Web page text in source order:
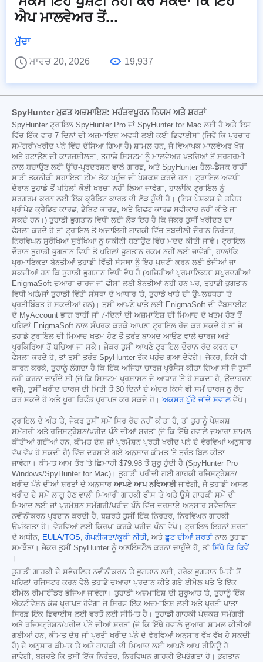
ਐਪ ਮਾਲਵੇਅਰ ਤੋਂ...
ਮੁੱਦਾ
ਮਾਰਚ 20, 2026
19,937
SpyHunter ਮੁਫ਼ਤ ਅਜ਼ਮਾਇਸ਼: ਮਹੱਤਵਪੂਰਨ ਨਿਯਮ ਅਤੇ ਸ਼ਰਤਾਂ
SpyHunter ਟ੍ਰਾਇਲ SpyHunter Pro ਜਾਂ SpyHunter for Mac ਲਈ ਹੈ ਅਤੇ ਇਸ
ਵਿੱਚ ਇੱਕ ਵਾਰ 7-ਦਿਨਾਂ ਦੀ ਅਜ਼ਮਾਇਸ਼ ਅਵਧੀ ਲਈ ਕਈ ਡਿਵਾਈਸਾਂ (ਜਿਵੇਂ ਕਿ ਪ੍ਰਚਾਰ
ਸਮੱਗਰੀ/ਖਰੀਦ ਪੰਨੇ ਵਿੱਚ ਦੱਸਿਆ ਗਿਆ ਹੈ) ਸ਼ਾਮਲ ਹਨ, ਜੋ ਵਿਆਪਕ ਮਾਲਵੇਅਰ ਖੋਜ
ਅਤੇ ਹਟਾਉਣ ਦੀ ਕਾਰਜਸ਼ੀਲਤਾ, ਤੁਹਾਡੇ ਸਿਸਟਮ ਨੂੰ ਮਾਲਵੇਅਰ ਖਤਰਿਆਂ ਤੋਂ ਸਰਗਰਮੀ
ਨਾਲ ਬਚਾਉਣ ਲਈ ਉੱਚ-ਪ੍ਰਦਰਸ਼ਨ ਵਾਲੇ ਗਾਰਡ, ਅਤੇ SpyHunter ਹੈਲਪਡੈਸਕ ਰਾਹੀਂ
ਸਾਡੀ ਤਕਨੀਕੀ ਸਹਾਇਤਾ ਟੀਮ ਤੱਕ ਪਹੁੰਚ ਦੀ ਪੇਸ਼ਕਸ਼ ਕਰਦੇ ਹਨ। ਟ੍ਰਾਇਲ ਅਵਧੀ
ਦੌਰਾਨ ਤੁਹਾਡੇ ਤੋਂ ਪਹਿਲਾਂ ਕੋਈ ਖਰਚਾ ਨਹੀਂ ਲਿਆ ਜਾਵੇਗਾ, ਹਾਲਾਂਕਿ ਟ੍ਰਾਇਲ ਨੂੰ
ਸਰਗਰਮ ਕਰਨ ਲਈ ਇੱਕ ਕ੍ਰੈਡਿਟ ਕਾਰਡ ਦੀ ਲੋੜ ਹੁੰਦੀ ਹੈ। (ਇਸ ਪੇਸ਼ਕਸ਼ ਦੇ ਤਹਿਤ
ਪ੍ਰੀਪੇਡ ਕ੍ਰੈਡਿਟ ਕਾਰਡ, ਡੈਬਿਟ ਕਾਰਡ, ਅਤੇ ਗਿਫਟ ਕਾਰਡ ਸਵੀਕਾਰ ਨਹੀਂ ਕੀਤੇ ਜਾ
ਸਕਦੇ ਹਨ।) ਤੁਹਾਡੀ ਭੁਗਤਾਨ ਵਿਧੀ ਲਈ ਲੋੜ ਇਹ ਹੈ ਕਿ ਜੇਕਰ ਤੁਸੀਂ ਖਰੀਦਣ ਦਾ
ਫੈਸਲਾ ਕਰਦੇ ਹੋ ਤਾਂ ਟ੍ਰਾਇਲ ਤੋਂ ਅਦਾਇਗੀ ਗਾਹਕੀ ਵਿੱਚ ਤਬਦੀਲੀ ਦੌਰਾਨ ਨਿਰੰਤਰ,
ਨਿਰਵਿਘਨ ਸੁਰੱਖਿਆ ਸੁਰੱਖਿਆ ਨੂੰ ਯਕੀਨੀ ਬਣਾਉਣ ਵਿੱਚ ਮਦਦ ਕੀਤੀ ਜਾਵੇ। ਟ੍ਰਾਇਲ
ਦੌਰਾਨ ਤੁਹਾਡੀ ਭੁਗਤਾਨ ਵਿਧੀ ਤੋਂ ਪਹਿਲਾਂ ਭੁਗਤਾਨ ਰਕਮ ਨਹੀਂ ਲਈ ਜਾਵੇਗੀ, ਹਾਲਾਂਕਿ
ਪ੍ਰਮਾਣਿਕਤਾ ਬੇਨਤੀਆਂ ਤੁਹਾਡੀ ਵਿੱਤੀ ਸੰਸਥਾ ਨੂੰ ਇਹ ਪੁਸ਼ਟੀ ਕਰਨ ਲਈ ਭੇਜੀਆਂ ਜਾ
ਸਕਦੀਆਂ ਹਨ ਕਿ ਤੁਹਾਡੀ ਭੁਗਤਾਨ ਵਿਧੀ ਵੈਧ ਹੈ (ਅਜਿਹੀਆਂ ਪ੍ਰਮਾਣਿਕਤਾ ਸਪੁਰਦਗੀਆਂ
EnigmaSoft ਦੁਆਰਾ ਚਾਰਜ ਜਾਂ ਫੀਸਾਂ ਲਈ ਬੇਨਤੀਆਂ ਨਹੀਂ ਹਨ ਪਰ, ਤੁਹਾਡੀ ਭੁਗਤਾਨ
ਵਿਧੀ ਅਤੇ/ਜਾਂ ਤੁਹਾਡੀ ਵਿੱਤੀ ਸੰਸਥਾ ਦੇ ਆਧਾਰ 'ਤੇ, ਤੁਹਾਡੇ ਖਾਤੇ ਦੀ ਉਪਲਬਧਤਾ 'ਤੇ
ਪ੍ਰਤੀਬਿੰਬਤ ਹੋ ਸਕਦੀਆਂ ਹਨ)। ਤੁਸੀਂ ਆਪਣੇ ਖਾਤੇ ਲਈ EnigmaSoft ਦੀ ਵੈੱਬਸਾਈਟ
ਦੇ MyAccount ਭਾਗ ਰਾਹੀਂ ਜਾਂ 7-ਦਿਨਾਂ ਦੀ ਅਜ਼ਮਾਇਸ਼ ਦੀ ਮਿਆਦ ਦੇ ਖਤਮ ਹੋਣ ਤੋਂ
ਪਹਿਲਾਂ EnigmaSoft ਨਾਲ ਸੰਪਰਕ ਕਰਕੇ ਆਪਣਾ ਟ੍ਰਾਇਲ ਰੱਦ ਕਰ ਸਕਦੇ ਹੋ ਤਾਂ ਜੋ
ਤੁਹਾਡੇ ਟ੍ਰਾਇਲ ਦੀ ਮਿਆਦ ਖਤਮ ਹੋਣ ਤੋਂ ਤੁਰੰਤ ਬਾਅਦ ਆਉਣ ਵਾਲੇ ਚਾਰਜ ਅਤੇ
ਪ੍ਰਕਿਰਿਆ ਤੋਂ ਬਚਿਆ ਜਾ ਸਕੇ। ਜੇਕਰ ਤੁਸੀਂ ਆਪਣੇ ਟ੍ਰਾਇਲ ਦੌਰਾਨ ਰੱਦ ਕਰਨ ਦਾ
ਫੈਸਲਾ ਕਰਦੇ ਹੋ, ਤਾਂ ਤੁਸੀਂ ਤੁਰੰਤ SpyHunter ਤੱਕ ਪਹੁੰਚ ਗੁਆ ਦੇਵੋਗੇ। ਜੇਕਰ, ਕਿਸੇ ਵੀ
ਕਾਰਨ ਕਰਕੇ, ਤੁਹਾਨੂੰ ਲੱਗਦਾ ਹੈ ਕਿ ਇੱਕ ਅਜਿਹਾ ਚਾਰਜ ਪ੍ਰੋਸੈਸ ਕੀਤਾ ਗਿਆ ਸੀ ਜੋ ਤੁਸੀਂ
ਨਹੀਂ ਕਰਨਾ ਚਾਹੁੰਦੇ ਸੀ (ਜੋ ਕਿ ਸਿਸਟਮ ਪ੍ਰਸ਼ਾਸਨ ਦੇ ਆਧਾਰ 'ਤੇ ਹੋ ਸਕਦਾ ਹੈ, ਉਦਾਹਰਣ
ਵਜੋਂ), ਤੁਸੀਂ ਖਰੀਦ ਚਾਰਜ ਦੀ ਮਿਤੀ ਤੋਂ 30 ਦਿਨਾਂ ਦੇ ਅੰਦਰ ਕਿਸੇ ਵੀ ਸਮੇਂ ਚਾਰਜ ਨੂੰ ਰੱਦ
ਕਰ ਸਕਦੇ ਹੋ ਅਤੇ ਪੂਰਾ ਰਿਫੰਡ ਪ੍ਰਾਪਤ ਕਰ ਸਕਦੇ ਹੋ। ਅਕਸਰ ਪੁੱਛੇ ਜਾਂਦੇ ਸਵਾਲ ਵੇਖੋ।
ਟ੍ਰਾਇਲ ਦੇ ਅੰਤ 'ਤੇ, ਜੇਕਰ ਤੁਸੀਂ ਸਮੇਂ ਸਿਰ ਰੱਦ ਨਹੀਂ ਕੀਤਾ ਹੈ, ਤਾਂ ਤੁਹਾਨੂੰ ਪੇਸ਼ਕਸ਼
ਸਮੱਗਰੀ ਅਤੇ ਰਜਿਸਟ੍ਰੇਸ਼ਨ/ਖਰੀਦ ਪੰਨੇ ਦੀਆਂ ਸ਼ਰਤਾਂ (ਜੋ ਕਿ ਇੱਥੇ ਹਵਾਲੇ ਦੁਆਰਾ ਸ਼ਾਮਲ
ਕੀਤੀਆਂ ਗਈਆਂ ਹਨ; ਕੀਮਤ ਦੇਸ਼ ਜਾਂ ਪ੍ਰਮੋਸ਼ਨ ਪ੍ਰਤੀ ਖਰੀਦ ਪੰਨੇ ਦੇ ਵੇਰਵਿਆਂ ਅਨੁਸਾਰ
ਵੱਖ-ਵੱਖ ਹੋ ਸਕਦੀ ਹੈ) ਵਿੱਚ ਦਰਸਾਏ ਗਏ ਅਨੁਸਾਰ ਕੀਮਤ 'ਤੇ ਤੁਰੰਤ ਬਿਲ ਕੀਤਾ
ਜਾਵੇਗਾ। ਕੀਮਤ ਆਮ ਤੌਰ 'ਤੇ ਛਿਮਾਹੀ $79.98 ਤੋਂ ਸ਼ੁਰੂ ਹੁੰਦੀ ਹੈ (SpyHunter Pro
Windows/SpyHunter for Mac)। ਤੁਹਾਡੀ ਖਰੀਦੀ ਗਈ ਗਾਹਕੀ ਰਜਿਸਟ੍ਰੇਸ਼ਨ/
ਖਰੀਦ ਪੰਨੇ ਦੀਆਂ ਸ਼ਰਤਾਂ ਦੇ ਅਨੁਸਾਰ ਆਪਣੇ ਆਪ ਨਵਿਆਈਜਾਵੇਗੀ, ਜੋ ਤੁਹਾਡੀ ਅਸਲ
ਖਰੀਦ ਦੇ ਸਮੇਂ ਲਾਗੂ ਹੋਣ ਵਾਲੀ ਮਿਆਰੀ ਗਾਹਕੀ ਫੀਸ 'ਤੇ ਅਤੇ ਉਸੇ ਗਾਹਕੀ ਸਮੇਂ ਦੀ
ਮਿਆਦ ਲਈ ਜਾਂ ਪ੍ਰਮੋਸ਼ਨ ਸਮੱਗਰੀ/ਖਰੀਦ ਪੰਨੇ ਵਿੱਚ ਦਰਸਾਏ ਅਨੁਸਾਰ ਸਵੈਚਲਿਤ
ਨਵੀਨੀਕਰਨ ਪ੍ਰਦਾਨ ਕਰਦੀ ਹੈ, ਬਸ਼ਰਤੇ ਤੁਸੀਂ ਇੱਕ ਨਿਰੰਤਰ, ਨਿਰਵਿਘਨ ਗਾਹਕੀ
ਉਪਭੋਗਤਾ ਹੋ। ਵੇਰਵਿਆਂ ਲਈ ਕਿਰਪਾ ਕਰਕੇ ਖਰੀਦ ਪੰਨਾ ਵੇਖੋ। ਟ੍ਰਾਇਲ ਇਹਨਾਂ ਸ਼ਰਤਾਂ
ਦੇ ਅਧੀਨ, EULA/TOS, ਗੋਪਨੀਯਤਾ/ਕੂਕੀ ਨੀਤੀ, ਅਤੇ ਛੂਟ ਦੀਆਂ ਸ਼ਰਤਾਂ ਨਾਲ ਤੁਹਾਡਾ
ਸਮਝੌਤਾ। ਜੇਕਰ ਤੁਸੀਂ SpyHunter ਨੂੰ ਅਣਇੰਸਟੌਲ ਕਰਨਾ ਚਾਹੁੰਦੇ ਹੋ, ਤਾਂ ਸਿੱਖੋ ਕਿ ਕਿਵੇਂ
।
ਤੁਹਾਡੀ ਗਾਹਕੀ ਦੇ ਸਵੈਚਲਿਤ ਨਵੀਨੀਕਰਨ 'ਤੇ ਭੁਗਤਾਨ ਲਈ, ਹਰੇਕ ਭੁਗਤਾਨ ਮਿਤੀ ਤੋਂ
ਪਹਿਲਾਂ ਰਜਿਸਟਰ ਕਰਨ ਵੇਲੇ ਤੁਹਾਡੇ ਦੁਆਰਾ ਪ੍ਰਦਾਨ ਕੀਤੇ ਗਏ ਈਮੇਲ ਪਤੇ 'ਤੇ ਇੱਕ
ਈਮੇਲ ਰੀਮਾਈਂਡਰ ਭੇਜਿਆ ਜਾਵੇਗਾ। ਤੁਹਾਡੀ ਅਜ਼ਮਾਇਸ਼ ਦੀ ਸ਼ੁਰੂਆਤ 'ਤੇ, ਤੁਹਾਨੂੰ ਇੱਕ
ਐਕਟੀਵੇਸ਼ਨ ਕੋਡ ਪ੍ਰਾਪਤ ਹੋਵੇਗਾ ਜੋ ਸਿਰਫ਼ ਇੱਕ ਅਜ਼ਮਾਇਸ਼ ਲਈ ਅਤੇ ਪ੍ਰਤੀ ਖਾਤਾ
ਸਿਰਫ਼ ਇੱਕ ਡਿਵਾਈਸ ਲਈ ਵਰਤੋਂ ਲਈ ਸੀਮਿਤ ਹੈ। ਤੁਹਾਡੀ ਗਾਹਕੀ ਪੇਸ਼ਕਸ਼ ਸਮੱਗਰੀ
ਅਤੇ ਰਜਿਸਟ੍ਰੇਸ਼ਨ/ਖਰੀਦ ਪੰਨੇ ਦੀਆਂ ਸ਼ਰਤਾਂ (ਜੋ ਕਿ ਇੱਥੇ ਹਵਾਲੇ ਦੁਆਰਾ ਸ਼ਾਮਲ ਕੀਤੀਆਂ
ਗਈਆਂ ਹਨ; ਕੀਮਤ ਦੇਸ਼ ਜਾਂ ਪ੍ਰਤੀ ਖਰੀਦ ਪੰਨੇ ਦੇ ਵੇਰਵਿਆਂ ਅਨੁਸਾਰ ਵੱਖ-ਵੱਖ ਹੋ ਸਕਦੀ
ਹੈ) ਦੇ ਅਨੁਸਾਰ ਕੀਮਤ 'ਤੇ ਅਤੇ ਗਾਹਕੀ ਦੀ ਮਿਆਦ ਲਈ ਆਪਣੇ ਆਪ ਰੀਨਿਊ ਹੋ
ਜਾਵੇਗੀ, ਬਸ਼ਰਤੇ ਕਿ ਤੁਸੀਂ ਇੱਕ ਨਿਰੰਤਰ, ਨਿਰਵਿਘਨ ਗਾਹਕੀ ਉਪਭੋਗਤਾ ਹੋ। ਭੁਗਤਾਨ